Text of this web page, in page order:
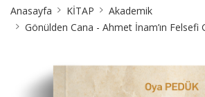
Breadcrumb
Anasayfa KİTAP
Akademik
Gönülden Cana - Ahmet İnam’ın Felsefi